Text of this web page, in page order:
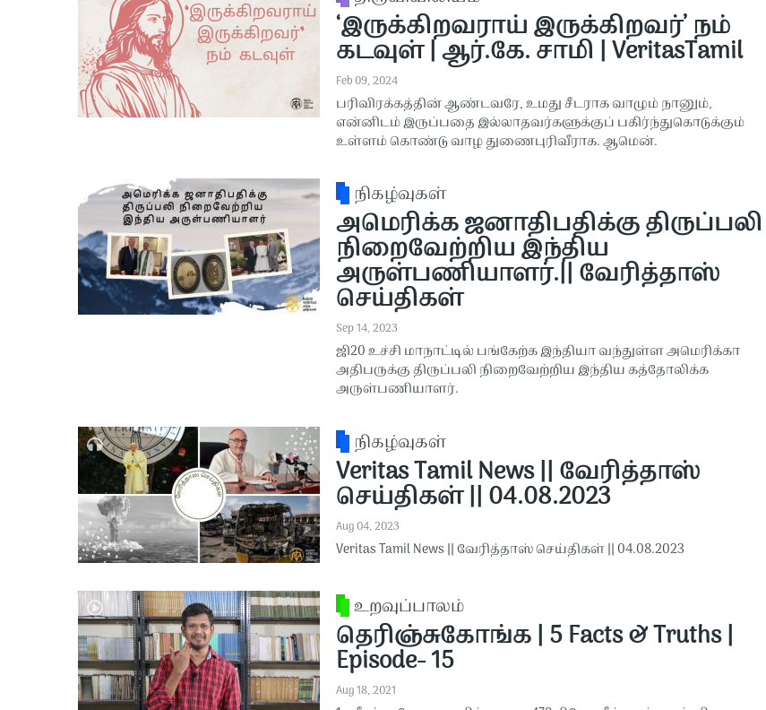
‘இருக்கிறவராய் இருக்கிறவர்’ நம்
கடவுள் | ஆர்.கே. சாமி | VeritasTamil
Feb 09, 2024
பரிவிரக்கத்தின் ஆண்டவரே, உமது சீடராக வாழும் நானும்,
என்னிடம் இருப்பதை இல்லாதவர்களுக்குப் பகிர்ந்துகொடுக்கும்
உள்ளம் கொண்டு வாழ துணைபுரிவீராக. ஆமென்.
நிகழ்வுகள்
அமெரிக்க ஜனாதிபதிக்கு திருப்பலி
நிறைவேற்றிய இந்திய
அருள்பணியாளர்.|| வேரித்தாஸ்
செய்திகள்
Sep 14, 2023
ஜி20 உச்சி மாநாட்டில் பங்கேற்க இந்தியா வந்துள்ள அமெரிக்கா
அதிபருக்கு திருப்பலி நிறைவேற்றிய இந்திய கத்தோலிக்க
அருள்பணியாளர்.
நிகழ்வுகள்
Veritas Tamil News || வேரித்தாஸ்
செய்திகள் || 04.08.2023
Aug 04, 2023
Veritas Tamil News || வேரித்தாஸ் செய்திகள் || 04.08.2023
உறவுப்பாலம்
தெரிஞ்சுகோங்க | 5 Facts & Truths |
Episode- 15
Aug 18, 2021